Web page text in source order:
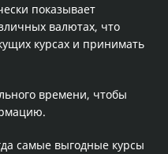
показывает
валютах, что
курсах и принимать
времени, чтобы
самые выгодные курсы